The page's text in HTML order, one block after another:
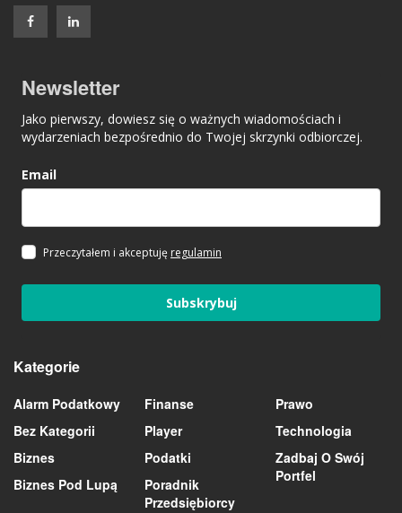
Newsletter
Jako pierwszy, dowiesz się o ważnych wiadomościach i
wydarzeniach bezpośrednio do Twojej skrzynki odbiorczej.
Email
Przeczytałem i akceptuję regulamin
Subskrybuj
Kategorie
Alarm Podatkowy
Bez Kategorii
Biznes
Biznes Pod Lupą
Finanse
Player
Podatki
Poradnik
Przedsiębiorcy
Prawo
Technologia
Zadbaj O Swój
Portfel